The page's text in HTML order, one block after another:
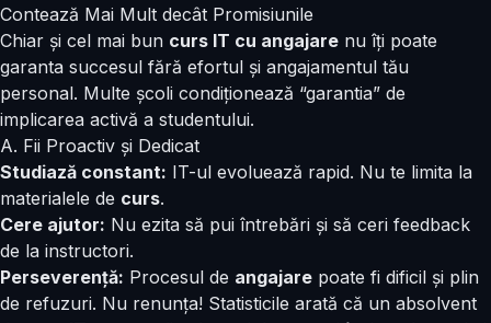
Contează Mai Mult decât Promisiunile
Chiar și cel mai bun curs IT cu angajare nu îți poate
garanta succesul fără efortul și angajamentul tău
personal. Multe școli condiționează “garantia” de
implicarea activă a studentului.
A. Fii Proactiv și Dedicat
Studiază constant: IT-ul evoluează rapid. Nu te limita la
materialele de curs.
Cere ajutor: Nu ezita să pui întrebări și să ceri feedback
de la instructori.
Perseverență: Procesul de angajare poate fi dificil și plin
de refuzuri. Nu renunța! Statisticile arată că un absolvent